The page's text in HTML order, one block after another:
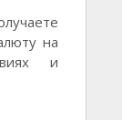
на
и